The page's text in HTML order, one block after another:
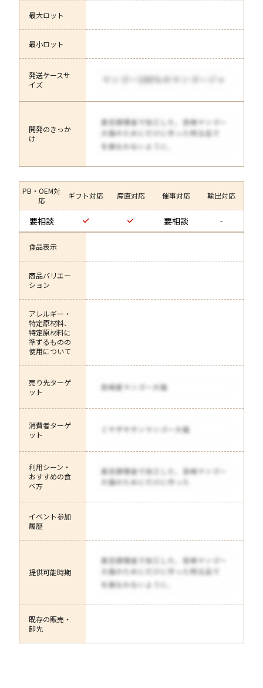
最大ロット
最小ロット
発送ケースサ
イズ
開発のきっか
け
PB・OEM対
応
ギフト対応 産直対応 催事対応 輸出対応
要相談 要相談 -
食品表示
商品バリエー
ション
アレルギー・
特定原材料、
特定原材料に
準ずるものの
使用について
売り先ターゲ
ット
消費者ターゲ
ット
利用シーン・
おすすめの食
べ方
イベント参加
履歴
提供可能時期
既存の販売・
卸先